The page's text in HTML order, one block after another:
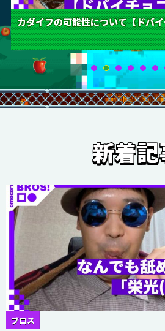
カダイフの可能性について【ドバ
新着
ブロス